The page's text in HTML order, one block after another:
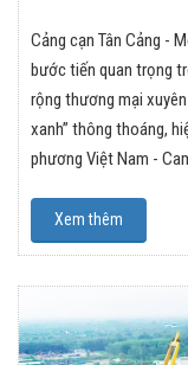
Cảng cạn Tân Cảng -
bước tiến quan trọng
rộng thương mại
xanh” thông thoáng,
phương Việt Nam -
Xem thêm